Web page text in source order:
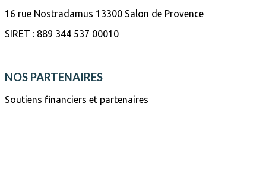
16 rue Nostradamus 13300 Salon de Provence
SIRET : 889 344 537 00010
NOS PARTENAIRES
Soutiens financiers et partenaires